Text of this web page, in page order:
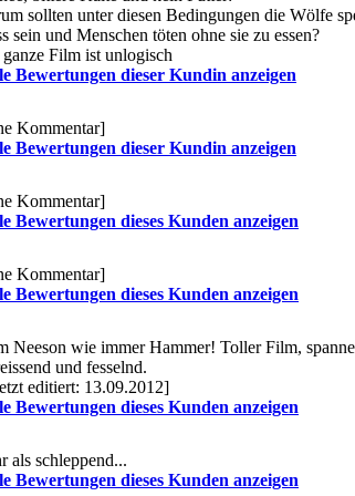
sollten unter diesen Bedingungen die Wölfe
sein und Menschen töten ohne sie zu essen?
Film ist unlogisch
Bewertungen dieser Kundin anzeigen
Kommentar]
Bewertungen dieser Kundin anzeigen
Kommentar]
Bewertungen dieses Kunden anzeigen
Kommentar]
Bewertungen dieses Kunden anzeigen
Neeson wie immer Hammer! Toller Film,
und fesselnd.
editiert: 13.09.2012]
Bewertungen dieses Kunden anzeigen
als schleppend...
Bewertungen dieses Kunden anzeigen